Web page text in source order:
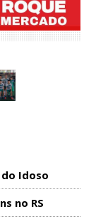
Idoso
no RS